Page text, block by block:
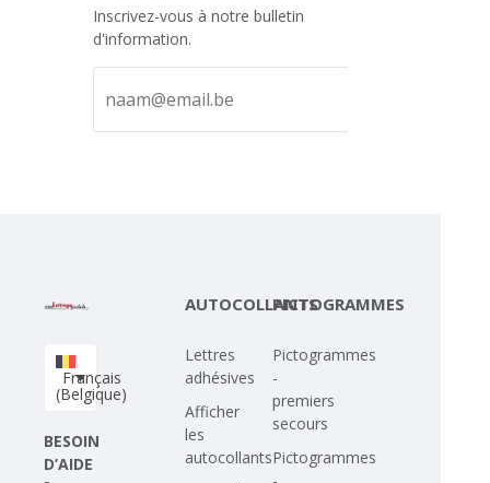
Inscrivez-vous à notre bulletin
d'information.
Français
(Belgique)
BESOIN
D’AIDE
AUTOCOLLANTS
Lettres
adhésives
Afficher
les
autocollants
PICTOGRAMMES
Pictogrammes
-
premiers
secours
Pictogrammes